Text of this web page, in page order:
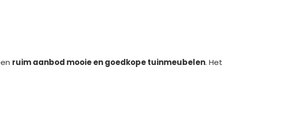
ruim aanbod mooie en goedkope tuinmeubelen. Het